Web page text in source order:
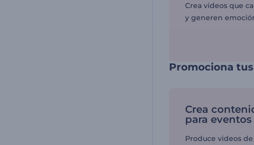
Crea videos que
y generen
Promociona
Crea
para
Produce videos